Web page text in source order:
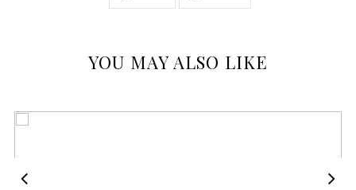
YOU MAY ALSO LIKE